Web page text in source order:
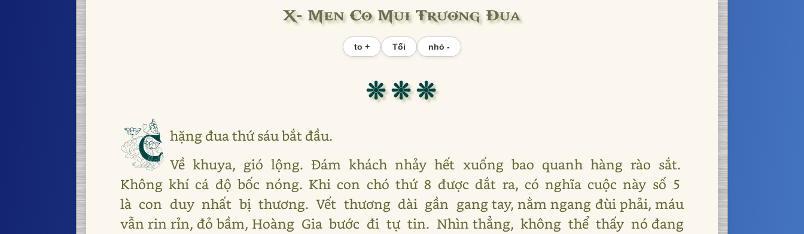
X- Men Có Mùi Trường Đua
to + Tối nhỏ -
❊ ❊ ❊
C hặng đua thứ sáu bắt đầu.
Về khuya, gió lộng. Đám khách nhảy hết xuống bao quanh hàng rào sắt.
Không khí cá độ bốc nóng. Khi con chó thứ 8 được dắt ra, có nghĩa cuộc này số 5
là con duy nhất bị thương. Vết thương dài gần gang tay, nằm ngang đùi phải, máu
vẫn rin rỉn, đỏ bầm, Hoàng Gia bước đi tự tin. Nhìn thẳng, không thể thấy nó đang